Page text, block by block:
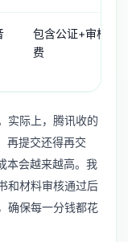
包含公证+审核+
费
实际上，腾讯收的
再提交还得再交
本会越来越高。我
和材料审核通过后
确保每一分钱都花